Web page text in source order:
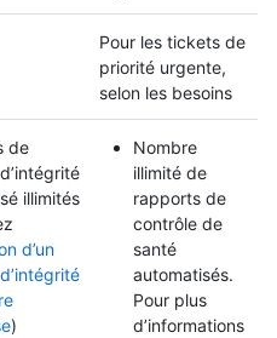
Pour les tickets de
priorité urgente,
selon les besoins
de
illimités
d’un
)
Nombre
illimité de
rapports de
contrôle de
santé
automatisés.
Pour plus
d’informations